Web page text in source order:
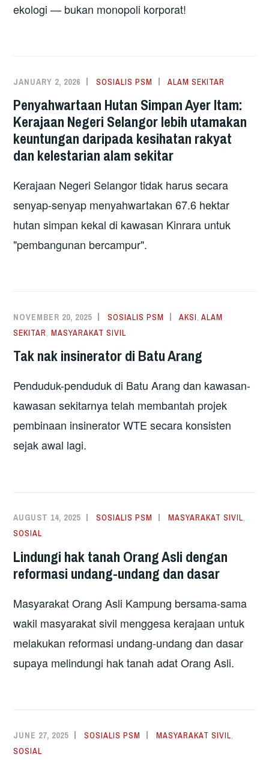
ekologi — bukan monopoli korporat!
JANUARY 2, 2026 SOSIALIS PSM ALAM SEKITAR
Penyahwartaan Hutan Simpan Ayer Itam:
Kerajaan Negeri Selangor lebih utamakan
keuntungan daripada kesihatan rakyat
dan kelestarian alam sekitar
Kerajaan Negeri Selangor tidak harus secara
senyap-senyap menyahwartakan 67.6 hektar
hutan simpan kekal di kawasan Kinrara untuk
"pembangunan bercampur".
NOVEMBER 20, 2025 SOSIALIS PSM AKSI,ALAM
SEKITAR,MASYARAKAT SIVIL
Tak nak insinerator di Batu Arang
Penduduk-penduduk di Batu Arang dan kawasan-
kawasan sekitarnya telah membantah projek
pembinaan insinerator WTE secara konsisten
sejak awal lagi.
AUGUST 14, 2025 SOSIALIS PSM MASYARAKAT SIVIL,
SOSIAL
Lindungi hak tanah Orang Asli dengan
reformasi undang-undang dan dasar
Masyarakat Orang Asli Kampung bersama-sama
wakil masyarakat sivil menggesa kerajaan untuk
melakukan reformasi undang-undang dan dasar
supaya melindungi hak tanah adat Orang Asli.
JUNE 27, 2025 SOSIALIS PSM MASYARAKAT SIVIL,
SOSIAL